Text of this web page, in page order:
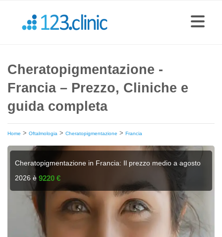
Cheratopigmentazione -
Francia – Prezzo, Cliniche e
guida completa
Home > Oftalmologia > Cheratopigmentazione > Francia
Cheratopigmentazione in Francia: Il prezzo medio a agosto
2026 è9220 €